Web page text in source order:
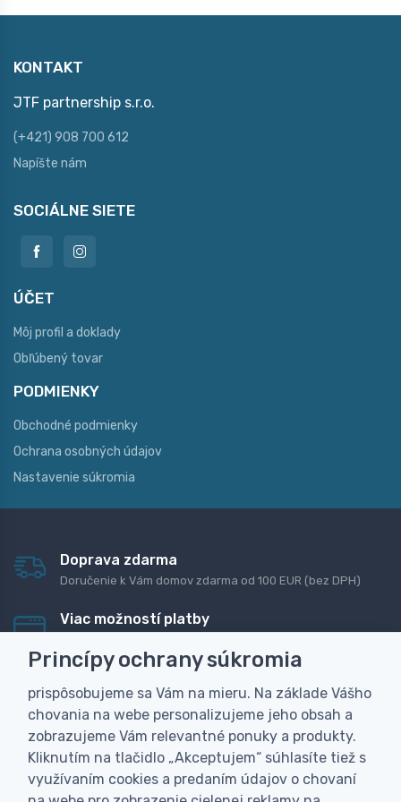
KONTAKT
JTF partnership s.r.o.
(+421) 908 700 612
Napíšte nám
SOCIÁLNE SIETE
ÚČET
Môj profil a doklady
Obľúbený tovar
PODMIENKY
Obchodné podmienky
Ochrana osobných údajov
Nastavenie súkromia
Doprava zdarma
Doručenie k Vám domov zdarma od 100 EUR (bez DPH)
Viac možností platby
dobierku
Personalizácia
Vyrobíme Vám vlastný originálny darček
Skúsenosť
Široký sortiment, z ktorého Vám pomôžeme vybrať
Princípy ochrany súkromia
prispôsobujeme sa Vám na mieru. Na základe Vášho
chovania na webe personalizujeme jeho obsah a
zobrazujeme Vám relevantné ponuky a produkty.
Kliknutím na tlačidlo „Akceptujem“ súhlasíte tiež s
využívaním cookies a predaním údajov o chovaní